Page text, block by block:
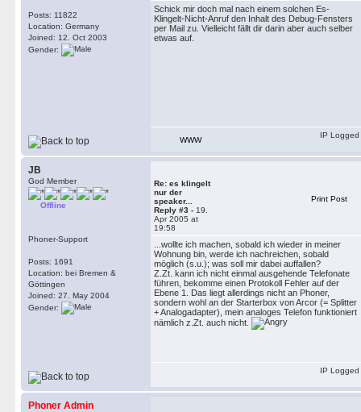
Posts: 11822
Location: Germany
Joined: 12. Oct 2003
Gender:
Schick mir doch mal nach einem solchen Es-
Klingelt-Nicht-Anruf den Inhalt des Debug-Fensters
per Mail zu. Vielleicht fällt dir darin aber auch selber
etwas auf.
WWW
IP Logged
JB
God Member
Offline
Phoner-Support
Posts: 1691
Location: bei Bremen &
Göttingen
Joined: 27. May 2004
Gender:
Re: es klingelt
nur der
speaker...
Reply #3 - 19.
Apr 2005 at
19:58
Print Post
...wollte ich machen, sobald ich wieder in meiner
Wohnung bin, werde ich nachreichen, sobald
möglich (s.u.); was soll mir dabei auffallen?
Z.Zt. kann ich nicht einmal ausgehende Telefonate
führen, bekomme einen Protokoll Fehler auf der
Ebene 1. Das liegt allerdings nicht an Phoner,
sondern wohl an der Starterbox von Arcor (= Splitter
+ Analogadapter), mein analoges Telefon funktioniert
nämlich z.Zt. auch nicht.
IP Logged
Phoner Admin